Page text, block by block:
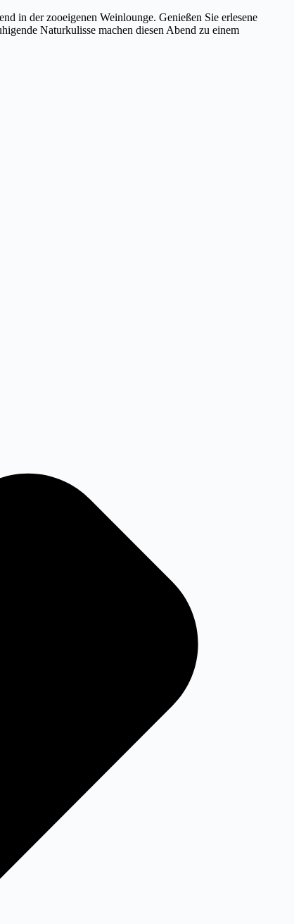
in der zooeigenen Weinlounge. Genießen Sie erlesene
Naturkulisse machen diesen Abend zu einem